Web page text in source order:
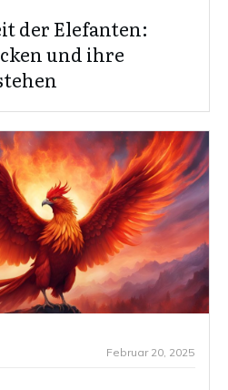
der Elefanten:
und ihre
Februar 20, 2025